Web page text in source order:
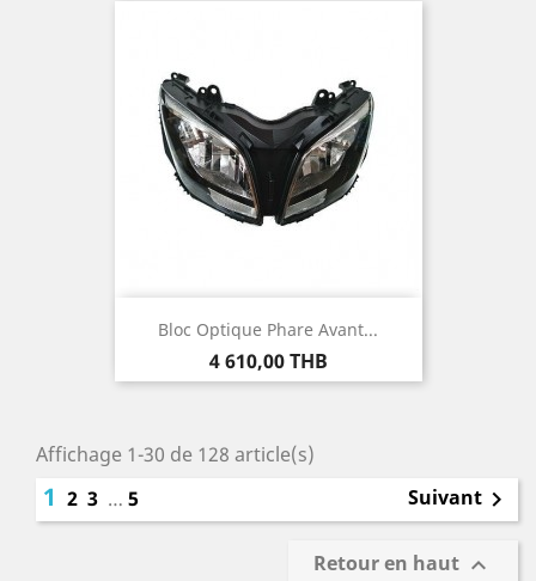
Bloc Optique Phare Avant...
Prix
4 610,00 THB
Affichage 1-30 de 128 article(s)
1 2 3 … 5 Suivant 
Retour en haut 